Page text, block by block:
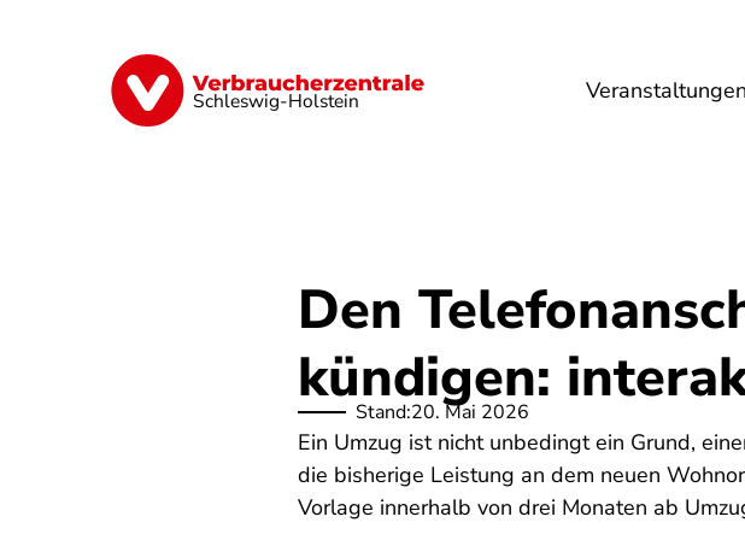
Schleswig-Holstein Veranstaltungen
Finanzen Digitales Lebensmittel Umwelt
Den
kündigen:
Stand:20. Mai 2026
Ein Umzug ist nicht unbedingt ein Grund,
die bisherige Leistung an dem neuen
Vorlage innerhalb von drei Monaten ab